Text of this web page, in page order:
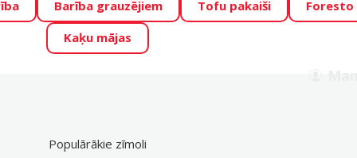
Zoo piedāvā lieliskas cenas mīluļu TOP barībām! 🍖 →
ŪSAIŅI”! Varbūt tieši Tavs mīlulis būs 2027. gada
Barība grauzējiem Tofu pakaiši
Foresto
Kaķu mājas
Populārākie zīmoli
Akciju piedāvājumi